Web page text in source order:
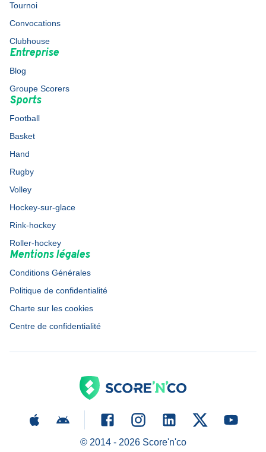
Tournoi
Convocations
Clubhouse
Entreprise
Blog
Groupe Scorers
Sports
Football
Basket
Hand
Rugby
Volley
Hockey-sur-glace
Rink-hockey
Roller-hockey
Mentions légales
Conditions Générales
Politique de confidentialité
Charte sur les cookies
Centre de confidentialité
© 2014 - 2026Score'n'co